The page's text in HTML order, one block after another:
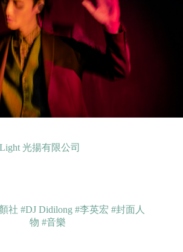
光揚有限公司
社 #DJ Didilong #李英宏 #封面人
物 #音樂